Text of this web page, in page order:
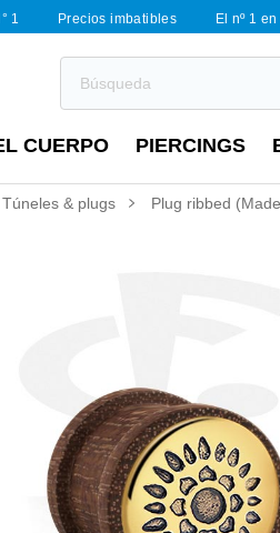
1 Precios imbatibles El nº 1
CUERPO PIERCINGS
Túneles & plugs Plug ribbed